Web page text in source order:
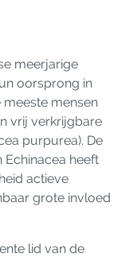
meerjarige
oorsprong in
mensen
vrij verkrijgbare
purpurea). De
heeft
actieve
grote invloed
lid van de